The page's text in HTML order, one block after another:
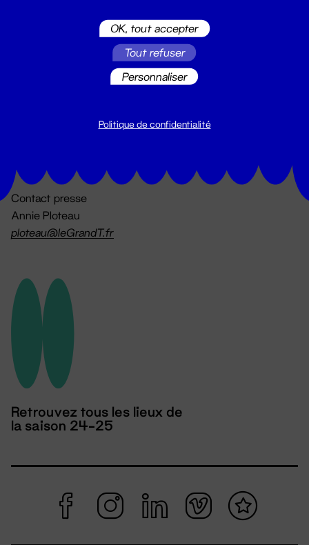
billetterie@leGrandT.fr
Du lundi au vendredi 14h → 18h
Contact presse
Annie Ploteau
ploteau@leGrandT.fr
Retrouvez tous les lieux de
la saison 24-25
OK, tout accepter
Tout refuser
Personnaliser
Politique de confidentialité